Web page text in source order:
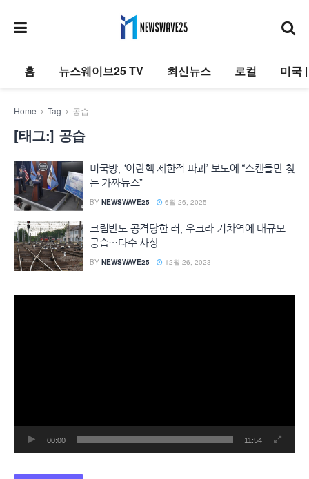
홈 뉴스웨이브25 TV 최신뉴스 로컬 미국
Home Tag 공습
[태그:] 공습
미국방, ‘이란핵 제한적 파괴’ 보도에 “스캔들만 찾
는 가짜뉴스”
BY NEWSWAVE25 6월 26, 2025
크림반도 공격당한 러, 우크라 기차역에 대규모
공습…다수 사상
BY NEWSWAVE25 12월 26, 2023
00:00 11:54